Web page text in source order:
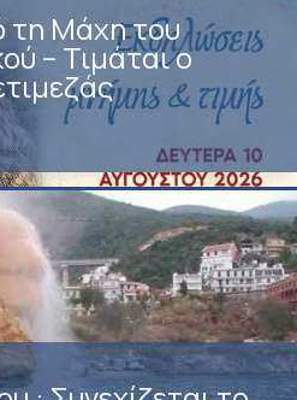
τη Μάχη του
– Τιμάται ο